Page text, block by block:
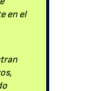
en el